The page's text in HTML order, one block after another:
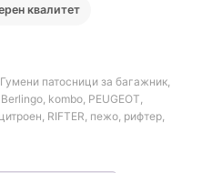
квалитет
Гумени патосници за багажник
Berlingo kombo PEUGEOT
цитроен RIFTER пежо рифтер